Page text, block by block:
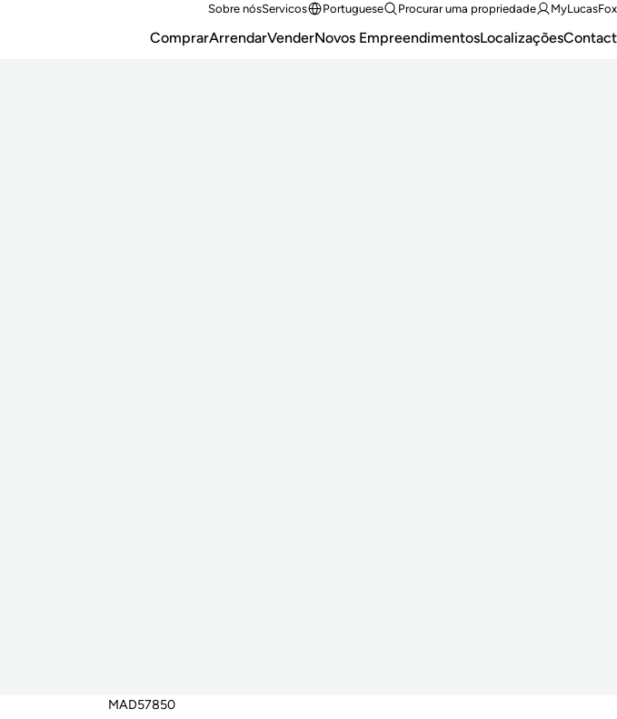
Sobre nósServicos Portuguese Procurar uma propriedade MyLucasFox
ComprarArrendarVenderNovos EmpreendimentosLocalizaçõesContact
MAD57850